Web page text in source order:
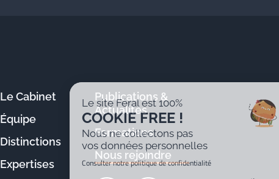
Le Cabinet
Équipe
Distinctions
Expertises
Publications &
Actualités
Formations
Nous rejoindre
Le site Féral est 100%
COOKIE FREE !
Nous ne collectons pas
vos données personnelles
Consulter notre politique de confidentialité